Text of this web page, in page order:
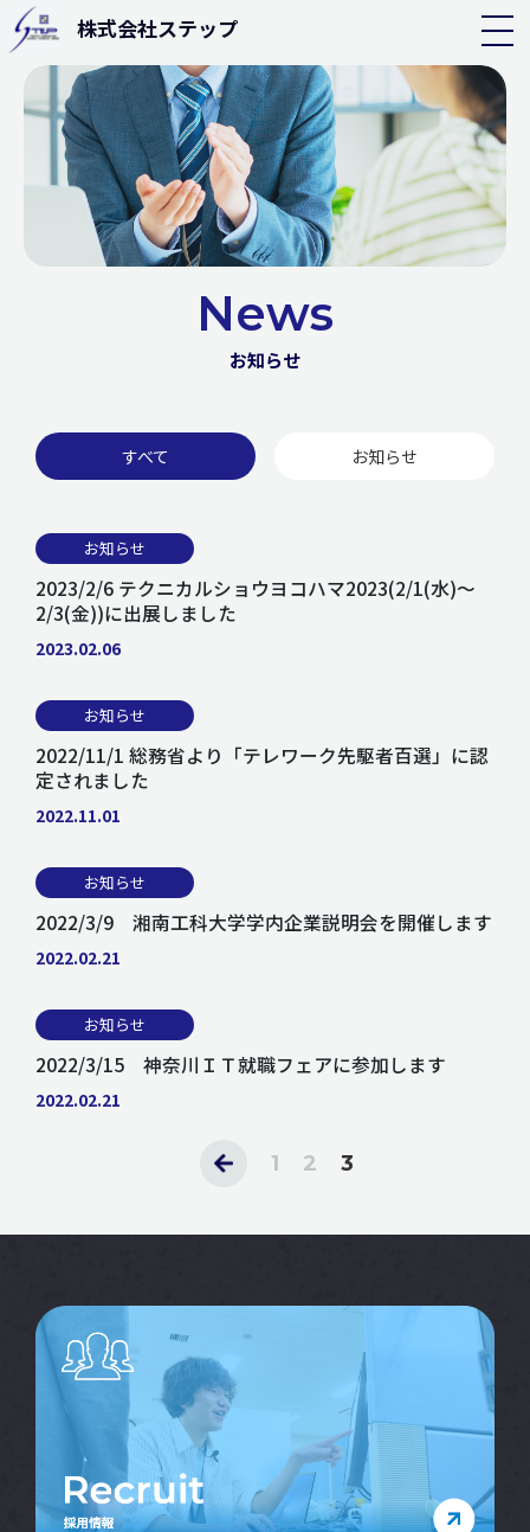
株式会社ステップ
News
お知らせ
すべて お知らせ
お知らせ
2023/2/6 テクニカルショウヨコハマ2023(2/1(水)～
2/3(金))に出展しました
2023.02.06
お知らせ
2022/11/1 総務省より「テレワーク先駆者百選」に認
定されました
2022.11.01
お知らせ
2022/3/9 湘南工科大学学内企業説明会を開催します
2022.02.21
お知らせ
2022/3/15 神奈川ＩＴ就職フェアに参加します
2022.02.21
1 2 3